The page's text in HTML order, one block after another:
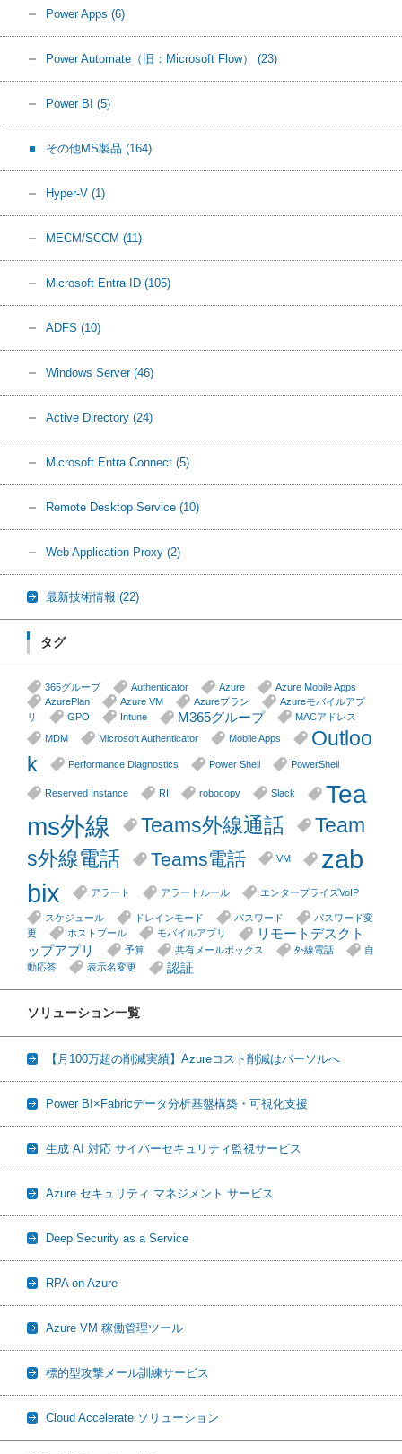
Power Apps (6)
Power Automate（旧：Microsoft Flow） (23)
Power BI (5)
その他MS製品 (164)
Hyper-V (1)
MECM/SCCM (11)
Microsoft Entra ID (105)
ADFS (10)
Windows Server (46)
Active Directory (24)
Microsoft Entra Connect (5)
Remote Desktop Service (10)
Web Application Proxy (2)
最新技術情報 (22)
タグ
365グループ Authenticator Azure
Azure Mobile Apps
AzurePlan
Azure VM Azureプラン
Azureモバイルアプ
リ
GPO Intune M365グループ
MACアドレス
MDM
Microsoft Authenticator Mobile Apps
Outloo
k
Performance Diagnostics Power Shell PowerShell
Reserved Instance RI robocopy Slack
Tea
ms外線
Teams外線通話
Team
s外線電話
Teams電話 VM
zab
bix
アラート アラートルール エンタープライズVoIP
スケジュール ドレインモード パスワード
パスワード変
更
ホストプール モバイルアプリ
リモートデスクト
ップアプリ
予算 共有メールボックス 外線電話
自
動応答
表示名変更 認証
ソリューション一覧
【月100万超の削減実績】Azureコスト削減はパーソルへ
Power BI×Fabricデータ分析基盤構築・可視化支援
生成 AI 対応 サイバーセキュリティ監視サービス
Azure セキュリティ マネジメント サービス
Deep Security as a Service
RPA on Azure
Azure VM 稼働管理ツール
標的型攻撃メール訓練サービス
Cloud Accelerate ソリューション